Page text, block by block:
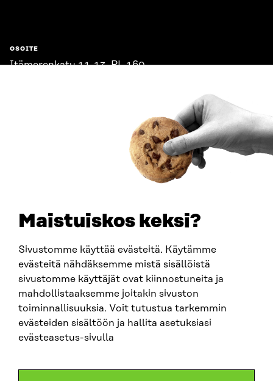
Maistuiskos keksi?
Sivustomme käyttää evästeitä. Käytämme
evästeitä nähdäksemme mistä sisällöistä
sivustomme käyttäjät ovat kiinnostuneita ja
mahdollistaaksemme joitakin sivuston
toiminnallisuuksia. Voit tutustua tarkemmin
evästeiden sisältöön ja hallita asetuksiasi
evästeasetus-sivulla
OSOITE
Itämerenkatu 11-13, PL 160,
SITRA SOSIAALISESSA MEDIASSA
LinkedIn
Instagram
YouTube